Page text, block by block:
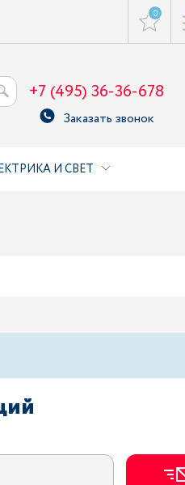
0
+7 (495) 36-36-678
Заказать звонок
И СВЕТ